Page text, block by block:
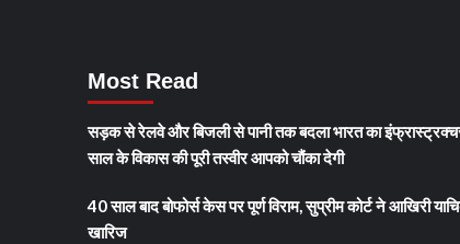
Most Read
सड़क से रेलवे और बिजली से पानी तक बदला भारत का
साल के विकास की पूरी तस्वीर आपको चौंका देगी
40 साल बाद बोफोर्स केस पर पूर्ण विराम, सुप्रीम कोर्ट ने आखिरी
खारिज